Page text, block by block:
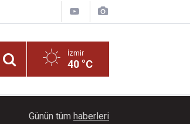
İzmir
40 °C
Açık hava konserlerinin reçetesini Çizgim
Günün tüm haberleri